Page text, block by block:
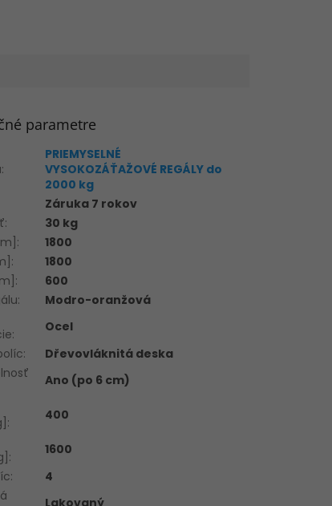
parametre
:
PRIEMYSELNÉ
VYSOKOZÁŤAŽOVÉ REGÁLY do
2000 kg
Záruka 7 rokov
:
30 kg
:
1800
:
1800
:
600
:
Modro-oranžová
:
Ocel
:
Dřevovláknitá deska
Ano (po 6 cm)
:
400
:
1600
:
4